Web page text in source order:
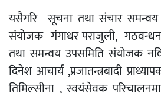
यसैगरि सूचना तथा संचार समन्वय
संयोजक गंगाधर पराजुली,
तथा समन्वय उपसमिति संयोजक
दिनेश आचार्य ,प्रजातन्त्रबादी
तिमिल्सीना , स्वयंसेवक